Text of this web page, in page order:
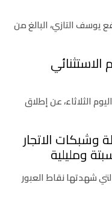
يوسف التازي، البالغ من
الثلاثاء، عن إطلاق
وشبكات الاتجار
ومليلية
شهدتها نقاط العبور